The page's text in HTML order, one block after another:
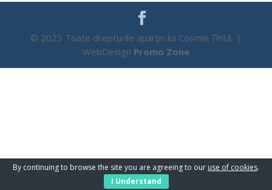
© 2023 Toate drepturile aparțin lui Cosmin Țîntă |
WebDesign Promo Zone
By continuing to browse the site you are agreeing to our use of cookies.
I Understand